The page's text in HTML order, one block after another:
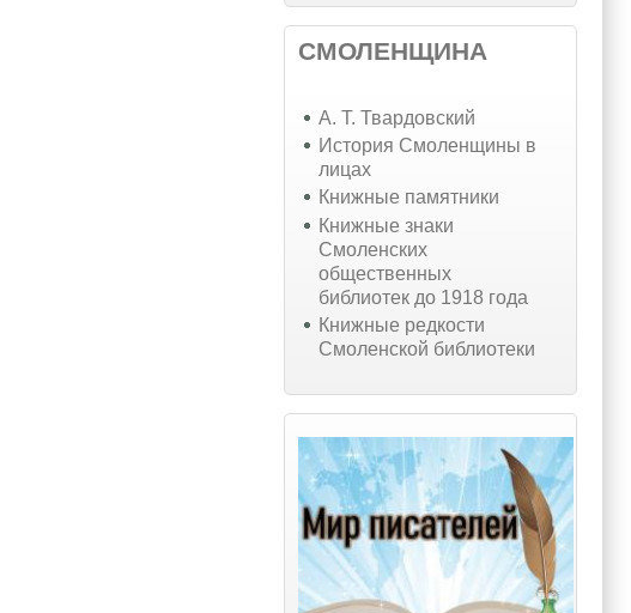
СМОЛЕНЩИНА
А. Т. Твардовский
История Смоленщины в
лицах
Книжные памятники
Книжные знаки
Смоленских
общественных
библиотек до 1918 года
Книжные редкости
Смоленской библиотеки